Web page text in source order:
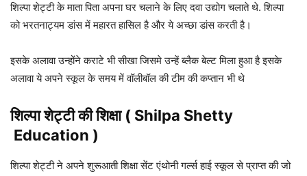
शिल्पा शेट्टी के माता पिता अपना घर चलाने के लिए दवा उद्योग चलाते थे. शिल्पा
को भरतनाट्यम डांस में महारत हासिल है और ये अच्छा डांस करती है।
इसके अलावा उन्होंने कराटे भी सीखा जिसमे उन्हें ब्लैक बेल्ट मिला हुआ है इसके
अलावा ये अपने स्कूल के समय में वॉलीबॉल की टीम की कप्तान भी थे
शिल्पा शेट्टीकी शिक्षा ( Shilpa Shetty
Education )
शिल्पा शेट्टी ने अपने शुरूआती शिक्षा सेंट एंथोनी गर्ल्स हाई स्कूल से प्राप्त की जो